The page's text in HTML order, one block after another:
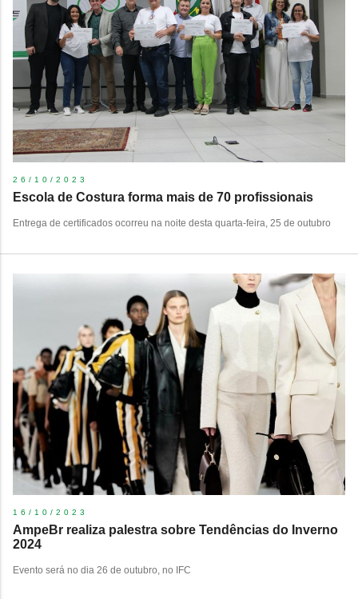
26/10/2023
Escola de Costura forma mais de 70 profissionais
Entrega de certificados ocorreu na noite desta quarta-feira, 25 de outubro
16/10/2023
AmpeBr realiza palestra sobre Tendências do Inverno
2024
Evento será no dia 26 de outubro, no IFC